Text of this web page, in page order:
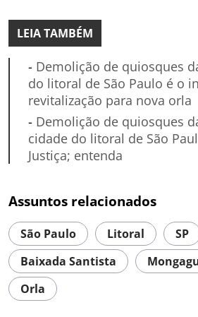
LEIA TAMBÉM
- Demolição de quiosques
do litoral de São Paulo é o
revitalização para nova orla
- Demolição de quiosques
cidade do litoral de São
Justiça; entenda
Assuntos relacionados
São Paulo Litoral
SP
Baixada Santista
Orla